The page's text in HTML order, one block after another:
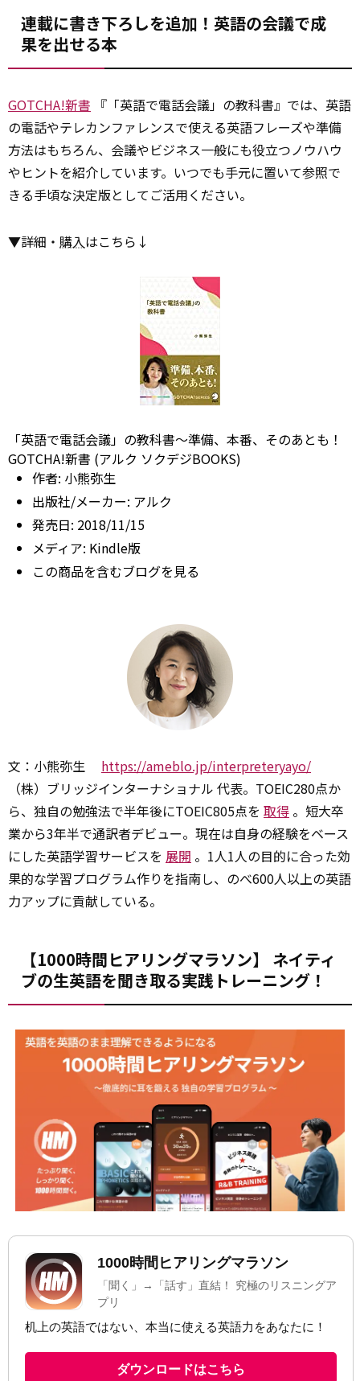
連載に書き下ろしを追加！英語の会議で成
果を出せる本
GOTCHA!新書 『「英語で電話会議」の教科書』では、英語
の電話やテレカンファレンスで使える英語フレーズや準備
方法はもちろん、会議やビジネス一般にも役立つノウハウ
やヒントを紹介しています。いつでも手元に置いて参照で
きる手頃な決定版としてご活用ください。
▼詳細・ 購入はこちら↓
「英語で電話会議」の教科書～準備、本番、そのあとも！
GOTCHA!新書 (アルク ソクデジBOOKS)
作者: 小熊弥生
出版社/メーカー: アルク
発売日: 2018/11/15
メディア: Kindle版
この商品を含むブログを見る
文：小熊弥生 https://ameblo.jp/interpreteryayo/
（株）ブリッジインターナショナル 代表。TOEIC280点か
ら、独自の勉強法で半年後にTOEIC805点を 取得 。短大卒
業から3年半で通訳者デビュー。現在は自身の経験をベース
にした英語学習サービスを 展開 。1人1人の目的に合った効
果的な学習プログラム作りを指南し、のべ600人以上の英語
力アップに貢献している。
【1000時間ヒアリングマラソン】 ネイティ
ブの生英語を聞き取る実践トレーニング！